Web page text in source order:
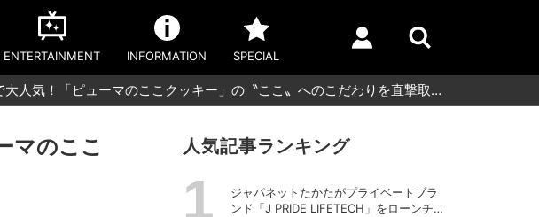
ENTERTAINMENT INFORMATION SPECIAL
大人気！「ピューマのここクッキー」の〝ここ〟へのこだわりを直撃取…
マのここ
人気記事ランキング
ジャパネットたかたがプライベートブラ
ンド「J PRIDE LIFETECH」をローンチ、